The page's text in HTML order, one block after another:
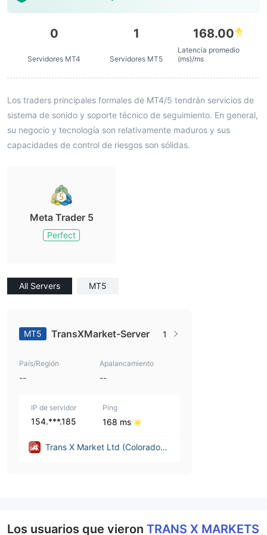
0
Servidores MT4
1
Servidores MT5
168.00
Latencia promedio
(ms)/ms
Los traders principales formales de MT4/5 tendrán servicios de
sistema de sonido y soporte técnico de seguimiento. En general,
su negocio y tecnología son relativamente maduros y sus
capacidades de control de riesgos son sólidas.
Meta Trader 5
Perfect
All Servers MT5
MT5 TransXMarket-Server 1
País/Región
--
Apalancamiento
--
IP de servidor
154.***.185
Ping
168 ms
Trans X Market Ltd (Colorado
Los usuarios que vieron TRANS X MARKETS